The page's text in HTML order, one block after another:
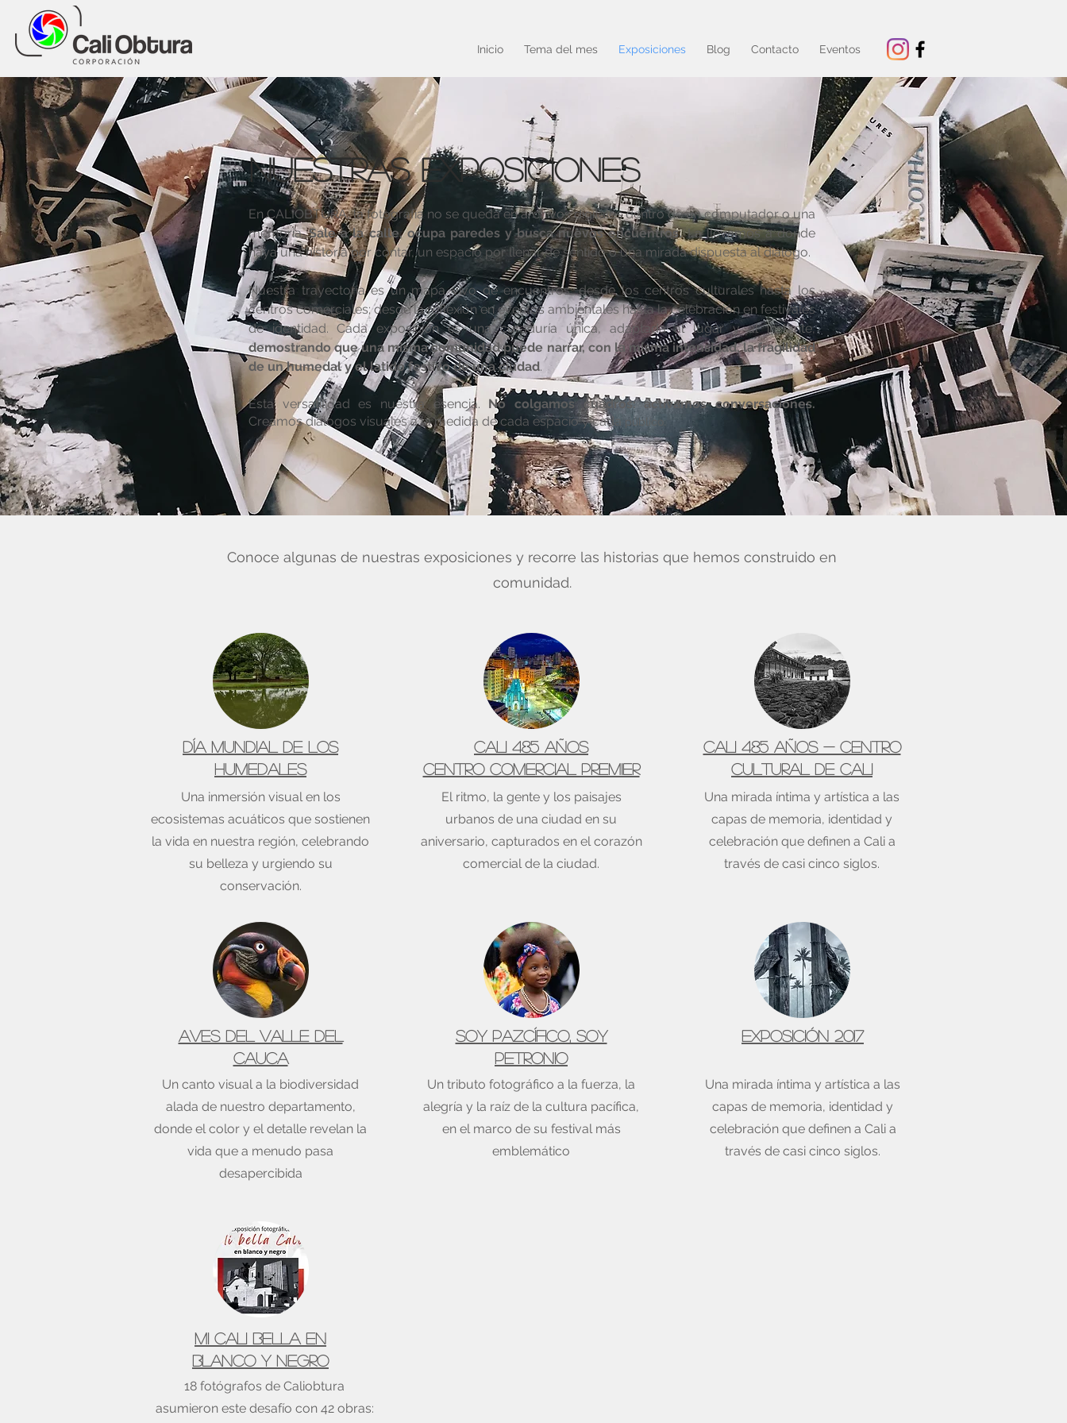
Inicio Tema del mes Exposiciones Blog Contacto Eventos
nuestras exposiciones
En CALIOBTURA, la fotografía no se queda en archivos digitales dentro de un computador o una
memoria.Sale a la calle, ocupa paredes y busca nuevos encuentros.La llevamos a donde
haya una historia por contar, un espacio por llenar de sentido o una mirada dispuesta al diálogo.
Nuestra trayectoria es un mapa vivo de encuentros: desde los centros culturales hasta los
centros comerciales; desde la reflexión en eventos ambientales hasta la celebración en festivales
de identidad. Cada exposición es una curaduría única, adaptada al lugar y al instante,
demostrando que una misma comunidad puede narrar, con la misma intensidad, la fragilidad
de un humedal y el latido festivo de una ciudad.
Esta versatilidad es nuestra esencia. No colgamos cuadros: activamos conversaciones.
Creamos diálogos visuales a la medida de cada espacio y cada
público.
Conoce algunas de nuestras exposiciones y recorre las historias que hemos construido en
comunidad.
Día Mundial de los
Humedales
Una inmersión visual en los
ecosistemas acuáticos que sostienen
la vida en nuestra región, celebrando
su belleza y urgiendo su
conservación.
Aves del Valle del
Cauca
Un canto visual a la biodiversidad
alada de nuestro departamento,
donde el color y el detalle revelan la
vida que a menudo pasa
desapercibida
Cali 485 años
Centro comercial Premier
El ritmo, la gente y los paisajes
urbanos de una ciudad en su
aniversario, capturados en el corazón
comercial de la ciudad.
Soy Pazcífico, Soy
Petronio
Un tributo fotográfico a la fuerza, la
alegría y la raíz de la cultura pacífica,
en el marco de su festival más
emblemático
Cali 485 años - Centro
Cultural de Cali
Una mirada íntima y artística a las
capas de memoria, identidad y
celebración que definen a Cali a
través de casi cinco siglos.
Exposición 2017
Una mirada íntima y artística a las
capas de memoria, identidad y
celebración que definen a Cali a
través de casi cinco siglos.
MI CALI BELLA EN
bLANCO Y NEGRO
18 fotógrafos de Caliobtura
asumieron este desafío con 42 obras: